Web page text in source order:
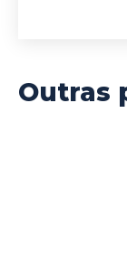
Outras